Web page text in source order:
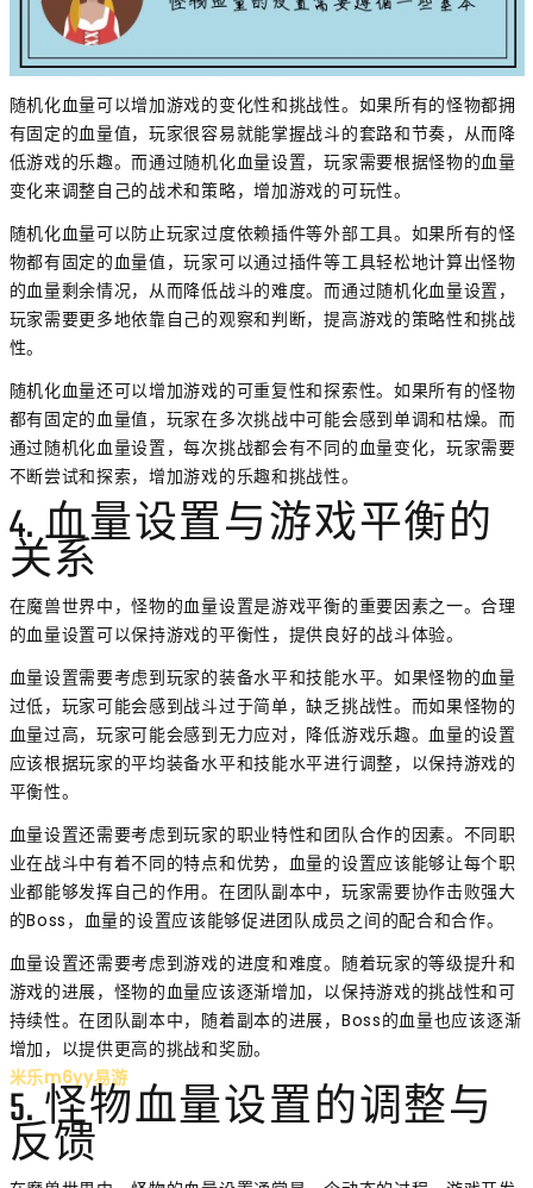
随机化血量可以增加游戏的变化性和挑战性。如果所有的怪物都拥
有固定的血量值，玩家很容易就能掌握战斗的套路和节奏，从而降
低游戏的乐趣。而通过随机化血量设置，玩家需要根据怪物的血量
变化来调整自己的战术和策略，增加游戏的可玩性。
随机化血量可以防止玩家过度依赖插件等外部工具。如果所有的怪
物都有固定的血量值，玩家可以通过插件等工具轻松地计算出怪物
的血量剩余情况，从而降低战斗的难度。而通过随机化血量设置，
玩家需要更多地依靠自己的观察和判断，提高游戏的策略性和挑战
性。
随机化血量还可以增加游戏的可重复性和探索性。如果所有的怪物
都有固定的血量值，玩家在多次挑战中可能会感到单调和枯燥。而
通过随机化血量设置，每次挑战都会有不同的血量变化，玩家需要
不断尝试和探索，增加游戏的乐趣和挑战性。
4. 血量设置与游戏平衡的
关系
在魔兽世界中，怪物的血量设置是游戏平衡的重要因素之一。合理
的血量设置可以保持游戏的平衡性，提供良好的战斗体验。
血量设置需要考虑到玩家的装备水平和技能水平。如果怪物的血量
过低，玩家可能会感到战斗过于简单，缺乏挑战性。而如果怪物的
血量过高，玩家可能会感到无力应对，降低游戏乐趣。血量的设置
应该根据玩家的平均装备水平和技能水平进行调整，以保持游戏的
平衡性。
血量设置还需要考虑到玩家的职业特性和团队合作的因素。不同职
业在战斗中有着不同的特点和优势，血量的设置应该能够让每个职
业都能够发挥自己的作用。在团队副本中，玩家需要协作击败强大
的Boss，血量的设置应该能够促进团队成员之间的配合和合作。
血量设置还需要考虑到游戏的进度和难度。随着玩家的等级提升和
游戏的进展，怪物的血量应该逐渐增加，以保持游戏的挑战性和可
持续性。在团队副本中，随着副本的进展，Boss的血量也应该逐渐
增加，以提供更高的挑战和奖励。
米乐m6yy易游
5. 怪物血量设置的调整与
反馈